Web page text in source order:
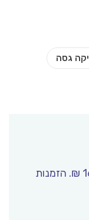
קרובה לביתך (6-9 ימי עסקים) – 16 ₪. הזמנות